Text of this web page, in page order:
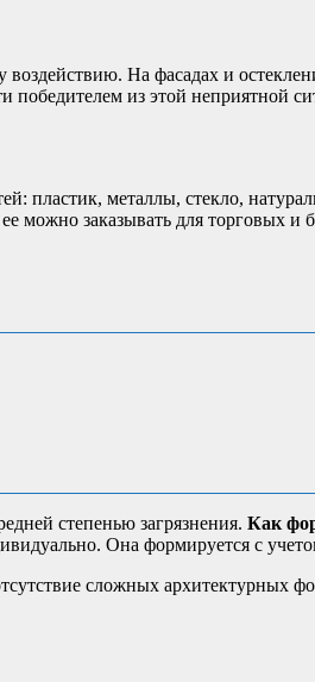
На фасадах и
победителем из этой
пластик, металлы, стекло,
можно заказывать для торговых
степенью загрязнения. Как
Она формируется с
сложных архитектурных